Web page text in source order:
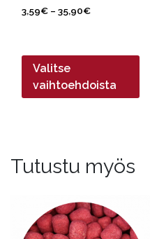
3,59€ – 35,90€Hintaluokka:
Valitse
vaihtoehdoista
Tutustu myös
tuotteella